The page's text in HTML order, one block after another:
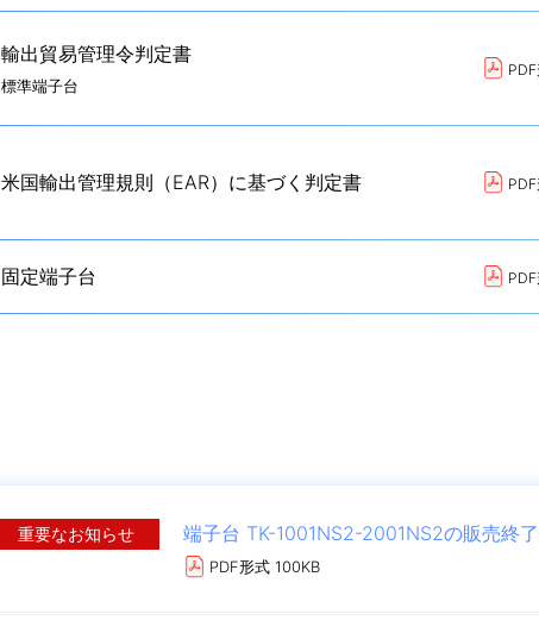
輸出貿易管理令判定書
標準端子台
米国輸出管理規則（EAR）に基づく判定書
固定端子台
重要なお知らせ 端子台 TK-1001NS2-2001NS2の販売終
PDF形式 100KB